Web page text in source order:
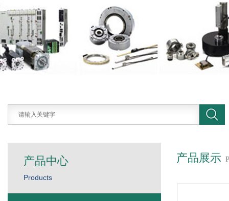
产品展示
产品中心
Products